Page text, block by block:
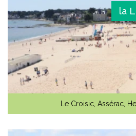
la
Le Croisic, Assérac,